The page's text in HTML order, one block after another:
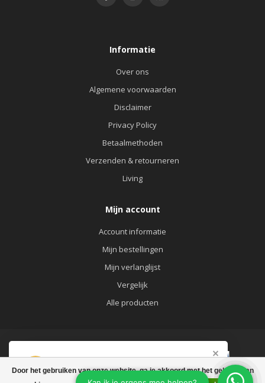
Afrekenen is uitgeschakeld.
Door het gebruiken van onze website, ga je akkoord met het gebruik van
Informatie
Over ons
Algemene voorwaarden
Disclaimer
Privacy Policy
Betaalmethoden
Verzenden & retourneren
Living
Mijn account
Account informatie
Mijn bestellingen
Mijn verlanglijst
Vergelijk
Alle producten